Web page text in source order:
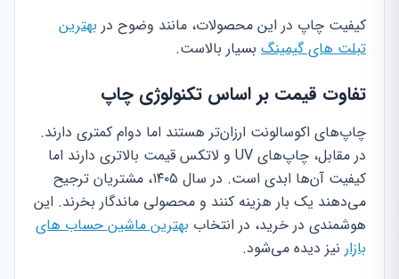
کیفیت چاپ در این محصولات، مانند وضوح در بهترین
تبلت های گیمینگ بسیار بالاست.
تفاوت قیمت بر اساس تکنولوژی چاپ
چاپ‌های اکوسالونت ارزان‌تر هستند اما دوام کمتری دارند.
در مقابل، چاپ‌های UV و لاتکس قیمت بالاتری دارند اما
کیفیت آن‌ها ابدی است. در سال ۱۴۰۵، مشتریان ترجیح
می‌دهند یک بار هزینه کنند و محصولی ماندگار بخرند. این
هوشمندی در خرید، در انتخاب بهترین ماشین حساب های
بازار نیز دیده می‌شود.